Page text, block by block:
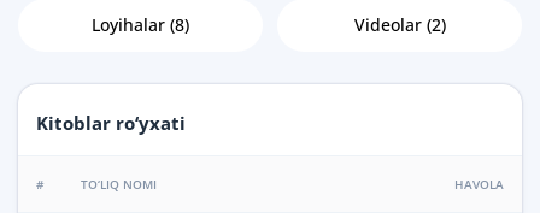
Loyihalar (8) Videolar (2)
Kitoblar ro‘yxati
# TO‘LIQ NOMI HAVOLA